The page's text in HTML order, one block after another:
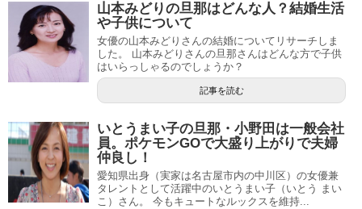
山本みどりの旦那はどんな人？結婚生活
や子供について
女優の山本みどりさんの結婚についてリサーチしま
した。 山本みどりさんの旦那さんはどんな方で子供
はいらっしゃるのでしょうか？
記事を読む
いとうまい子の旦那・小野田は一般会社
員。ポケモンGOで大盛り上がりで夫婦
仲良し！
愛知県出身（実家は名古屋市内の中川区）の女優兼
タレントとして活躍中のいとうまい子（いとう まい
こ）さん。 今もキュートなルックスを維持...